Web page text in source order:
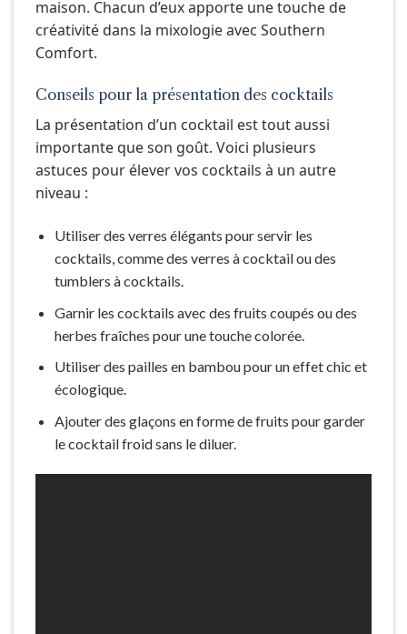
maison. Chacun d’eux apporte une touche de
créativité dans la mixologie avec Southern
Comfort.
Conseils pour la présentation des cocktails
La présentation d’un cocktail est tout aussi
importante que son goût. Voici plusieurs
astuces pour élever vos cocktails à un autre
niveau :
Utiliser des verres élégants pour servir les
cocktails, comme des verres à cocktail ou des
tumblers à cocktails.
Garnir les cocktails avec des fruits coupés ou des
herbes fraîches pour une touche colorée.
Utiliser des pailles en bambou pour un effet chic et
écologique.
Ajouter des glaçons en forme de fruits pour garder
le cocktail froid sans le diluer.